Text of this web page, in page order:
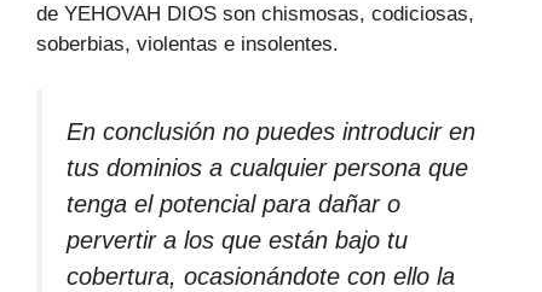
de YEHOVAH DIOS son chismosas, codiciosas,
soberbias, violentas e insolentes.
En conclusión no puedes introducir en
tus dominios a cualquier persona que
tenga el potencial para dañar o
pervertir a los que están bajo tu
cobertura, ocasionándote con ello la